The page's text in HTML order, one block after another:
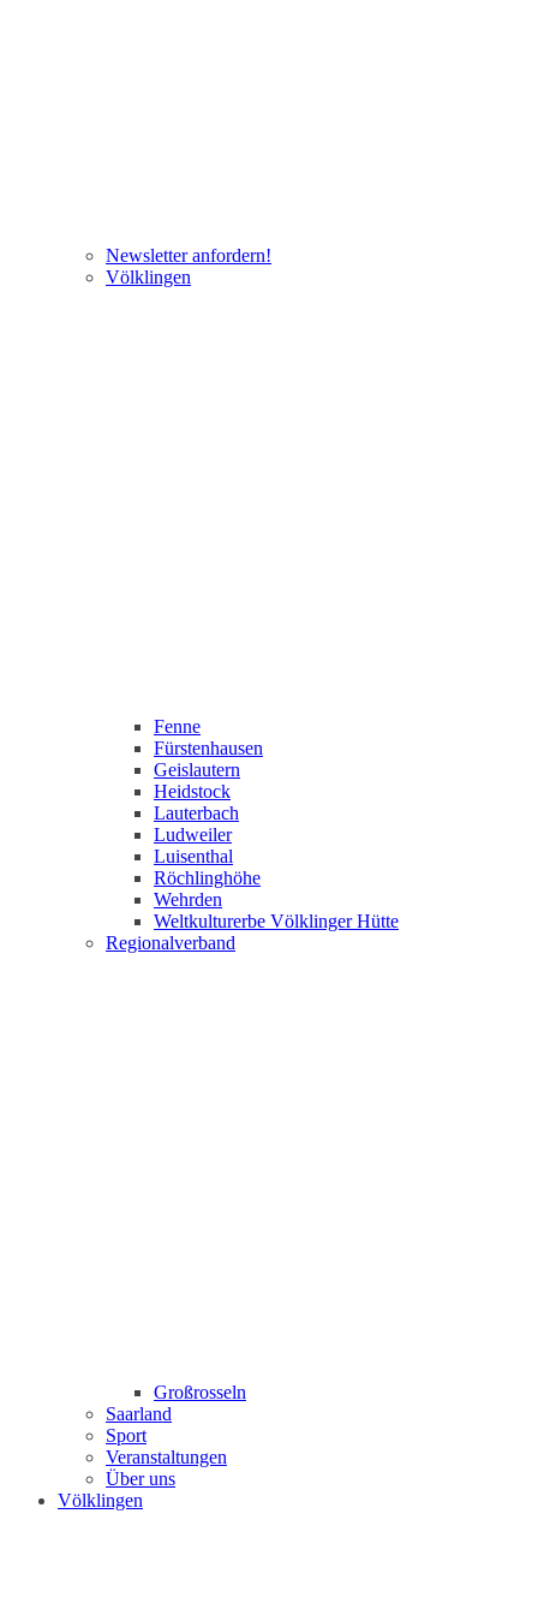
Newsletter anfordern!
Völklingen
Fenne
Fürstenhausen
Geislautern
Heidstock
Lauterbach
Ludweiler
Luisenthal
Röchlinghöhe
Wehrden
Weltkulturerbe Völklinger Hütte
Regionalverband
Großrosseln
Saarland
Sport
Veranstaltungen
Über uns
Völklingen